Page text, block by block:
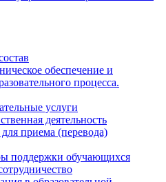
обеспечение и
процесса.
услуги
деятельность
приема (перевода)
поддержки обучающихся